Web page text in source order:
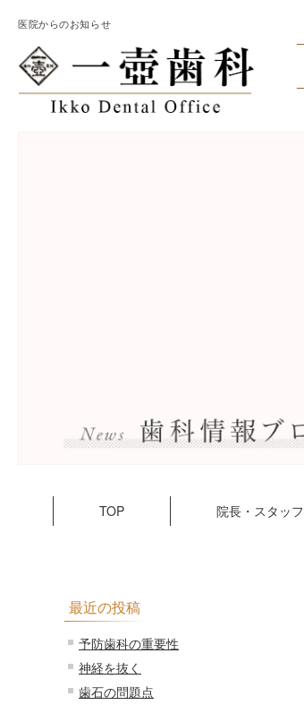
医院からのお知らせ
TOP 院長・スタッフ
最近の投稿
予防歯科の重要性
神経を抜く
歯石の問題点